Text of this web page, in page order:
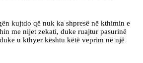
kujtdo që nuk ka shpresë në kthimin e
me nijet zekati, duke ruajtur pasurinë
u kthyer kështu këtë veprim në një